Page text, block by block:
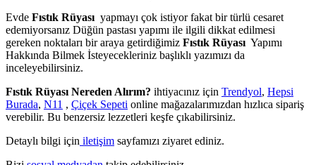
Evde Fıstık Rüyası yapmayı çok istiyor fakat bir türlü cesaret
edemiyorsanız Düğün pastası yapımı ile ilgili dikkat edilmesi
gereken noktaları bir araya getirdiğimiz Fıstık Rüyası Yapımı
Hakkında Bilmek İsteyecekleriniz başlıklı yazımızı da
inceleyebilirsiniz.
Fıstık Rüyası Nereden Alırım? ihtiyacınız için Trendyol, Hepsi
Burada, N11 , Çiçek Sepeti online mağazalarımızdan hızlıca sipariş
verebilir. Bu benzersiz lezzetleri keşfe çıkabilirsiniz.
Detaylı bilgi için iletişim sayfamızı ziyaret ediniz.